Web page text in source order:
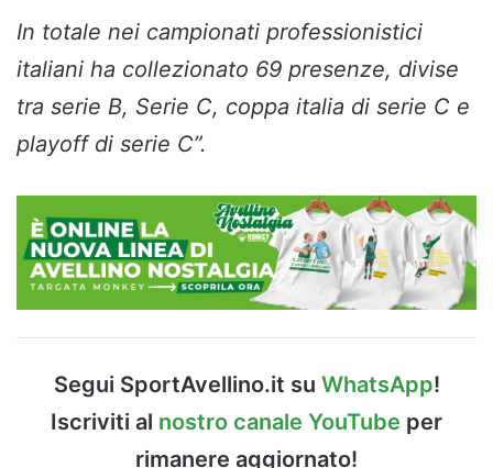
In totale nei campionati professionistici
italiani ha collezionato 69 presenze, divise
tra serie B, Serie C, coppa italia di serie C e
playoff di serie C”.
Segui SportAvellino.it su WhatsApp!
Iscriviti al nostro canale YouTube per
rimanere aggiornato!